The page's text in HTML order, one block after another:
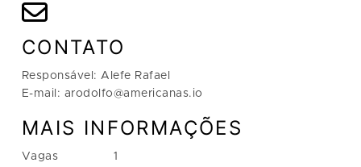
CONTATO
Responsável: Alefe Rafael
E-mail: arodolfo@americanas.io
MAIS INFORMAÇÕES
Vagas
1